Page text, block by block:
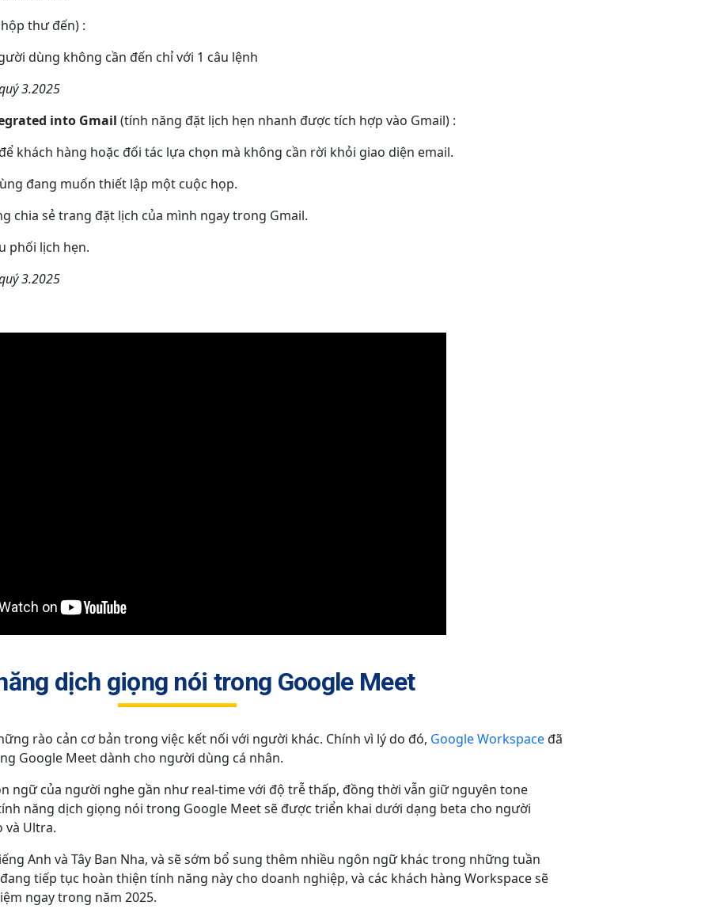
thư đến) :
dùng không cần đến chỉ với 1 câu lệnh
3.2025
into Gmail (tính năng đặt lịch hẹn nhanh được tích hợp vào Gmail) :
khách hàng hoặc đối tác lựa chọn mà không cần rời khỏi giao diện email.
đang muốn thiết lập một cuộc họp.
chia sẻ trang đặt lịch của mình ngay trong Gmail.
phối lịch hẹn.
3.2025
dịch giọng nói trong Google Meet
rào cản cơ bản trong việc kết nối với người khác. Chính vì lý do đó, Google Workspaceđã
Google Meet dành cho người dùng cá nhân.
ngữ của người nghe gần như real-time với độ trễ thấp, đồng thời vẫn giữ nguyên tone
năng dịch giọng nói trong Google Meet sẽ được triển khai dưới dạng beta cho người
và Ultra.
Anh và Tây Ban Nha, và sẽ sớm bổ sung thêm nhiều ngôn ngữ khác trong những tuần
tiếp tục hoàn thiện tính năng này cho doanh nghiệp, và các khách hàng Workspace sẽ
ngay trong năm 2025.